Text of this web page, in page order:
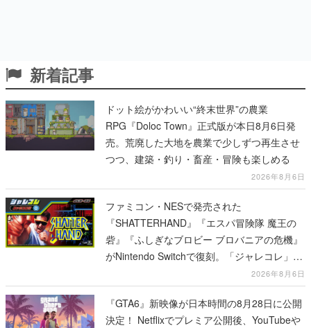
新着記事
ドット絵がかわいい“終末世界”の農業
RPG『Doloc Town』正式版が本日8月6日発
売。荒廃した大地を農業で少しずつ再生させ
つつ、建築・釣り・畜産・冒険も楽しめる
2026年8月6日
ファミコン・NESで発売された
『SHATTERHAND』『エスパ冒険隊 魔王の
砦』『ふしぎなブロビー ブロバニアの危機』
がNintendo Switchで復刻。「ジャレコレ」シ
2026年8月6日
『GTA6』新映像が日本時間の8月28日に公開
決定！ Netflixでプレミア公開後、YouTubeや